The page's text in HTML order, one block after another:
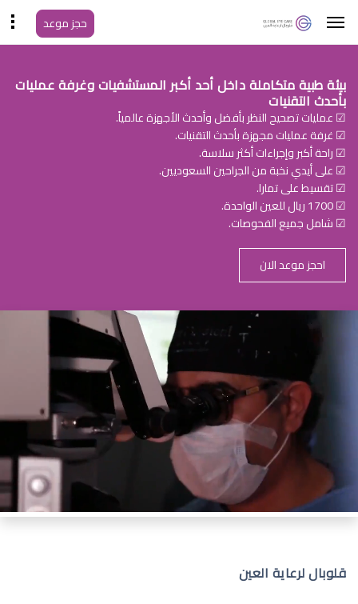
حجز موعد
بيئة طبية متكاملة داخل أحد أكبر المستشفيات وغرفة عمليات
بأحدث التقنيات
☑ عمليات تصحيح النظر بأفضل وأحدث الأجهزة عالمياً.
☑ غرفة عمليات مجهزة بأحدث التقنيات.
☑ راحة أكبر وإجراءات أكثر سلاسة.
☑ على أيدي نخبة من الجراحين السعوديين.
☑ تقسيط على تمارا.
☑ 1700 ريال للعين الواحدة.
☑ شامل جميع الفحوصات.
احجز موعد الان
قلوبال لرعاية العين